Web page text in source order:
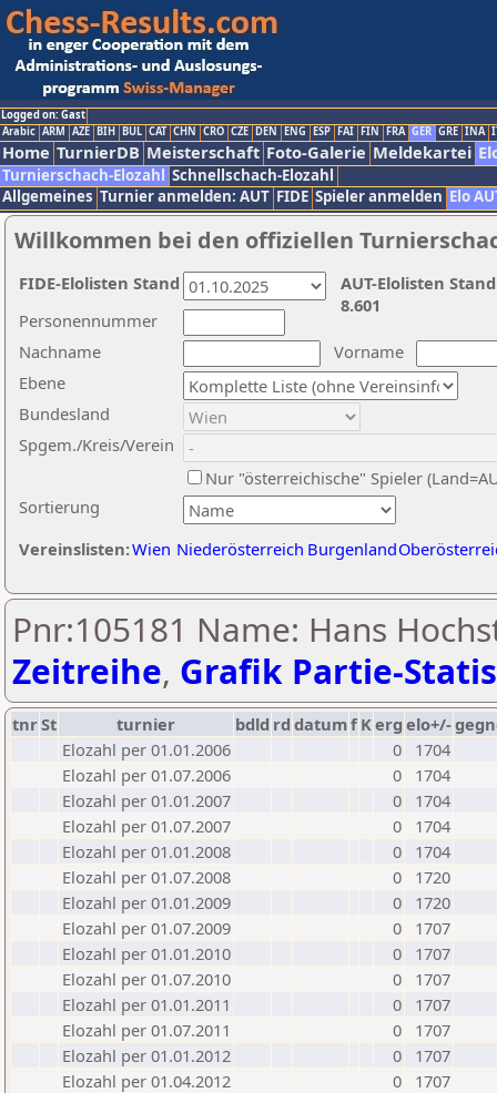
Logged on: Gast
Arabic ARM AZE BIH BUL CAT CHN CRO CZE DEN ENG ESP FAI FIN FRA GER GRE INA
Home TurnierDB Meisterschaft Foto-Galerie Meldekartei
Turnierschach-Elozahl Schnellschach-Elozahl
Allgemeines Turnier anmelden: AUT FIDE Spieler anmelden Elo
Willkommen bei den offiziellen
Nachname
Vorname
Ebene
Sortierung
Personennummer
Bundesland
Spgem./Kreis/Verein
Nur "österreichische" Spieler
Vereinslisten:Wien Niederösterreich Burgenland
AUT-Elolisten
8.601
FIDE-Elolisten Stand
Pnr:105181 Name: Hans
Zeitreihe, Grafik Partie-
tnrSt turnier bdld rd datumf Kerg elo+/-
Elozahl per 01.01.2006
0
1704
Elozahl per 01.07.2006
0
1704
Elozahl per 01.01.2007
0
1704
Elozahl per 01.07.2007
0
1704
Elozahl per 01.01.2008
0
1704
Elozahl per 01.07.2008
0
1720
Elozahl per 01.01.2009
0
1720
Elozahl per 01.07.2009
0
1707
Elozahl per 01.01.2010
0
1707
Elozahl per 01.07.2010
0
1707
Elozahl per 01.01.2011
0
1707
Elozahl per 01.07.2011
0
1707
Elozahl per 01.01.2012
0
1707
Elozahl per 01.04.2012
0
1707